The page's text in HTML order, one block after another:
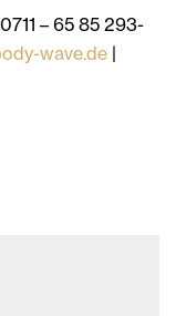
– 65 85 293-
wave.de |